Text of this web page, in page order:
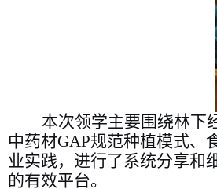
本次领学主要围绕林下
中药材GAP规范种植模式、
业实践，进行了系统分享和
的有效平台。